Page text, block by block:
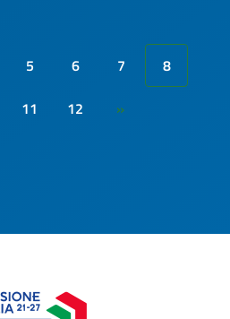
5 6 7
8
11 12 »